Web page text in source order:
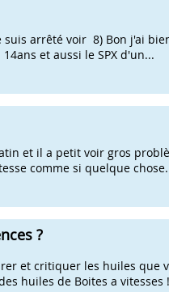
arrêté voir 8) Bon j'ai
et aussi le SPX d'un...
et il a petit voir gros
comme si quelque
?
et critiquer les huiles que
huiles de Boites a vitesses